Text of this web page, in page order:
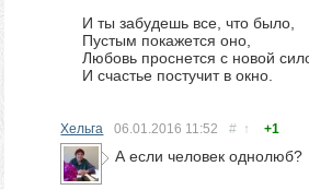
И ты забудешь все, что было,
Пустым покажется оно,
Любовь проснется с новой
И счастье постучит в окно.
Хельга 06.01.2016 11:52 # ↑ +1
А если человек однолюб?